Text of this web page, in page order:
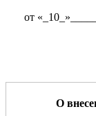
от
О